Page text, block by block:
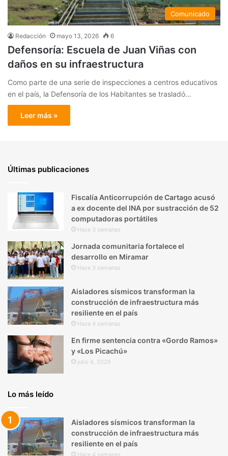
Comunicado
Redacción mayo 13, 2026 6
Defensoría: Escuela de Juan Viñas con
daños en su infraestructura
Como parte de una serie de inspecciones a centros educativos
en el país, la Defensoría de los Habitantes se trasladó…
Leer más »
Últimas publicaciones
Fiscalía Anticorrupción de Cartago acusó
a ex docente del INA por sustracción de 52
computadoras portátiles
Hace 3 semanas
Jornada comunitaria fortalece el
desarrollo en Miramar
Hace 3 semanas
Aisladores sísmicos transforman la
construcción de infraestructura más
resiliente en el país
Hace 4 semanas
En firme sentencia contra «Gordo Ramos»
y «Los Picachú»
julio 6, 2026
Lo más leído
Aisladores sísmicos transforman la
construcción de infraestructura más
resiliente en el país
Hace 4 semanas